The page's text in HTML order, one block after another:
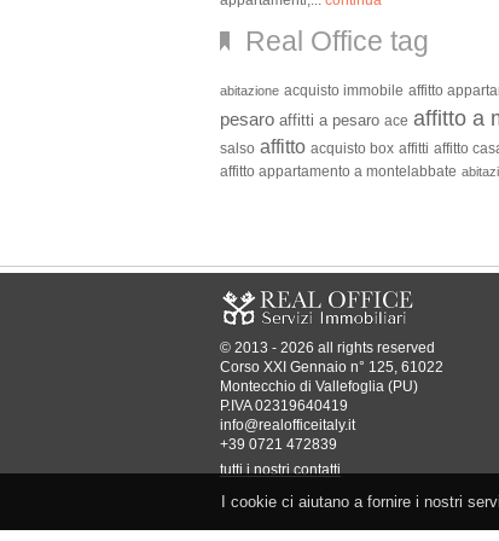
Real Office tag
abitazione acquisto immobile affitto
pesaro affitti a pesaro ace affitto a
salso affitto acquisto box affitti affitto
affitto appartamento a montelabbate
© 2013 - 2026 all rights reserved
Corso XXI Gennaio n° 125, 61022
Montecchio di Vallefoglia (PU)
P.IVA 02319640419
info@realofficeitaly.it
+39 0721 472839
tutti i nostri contatti
I cookie ci aiutano a fornire i nostri